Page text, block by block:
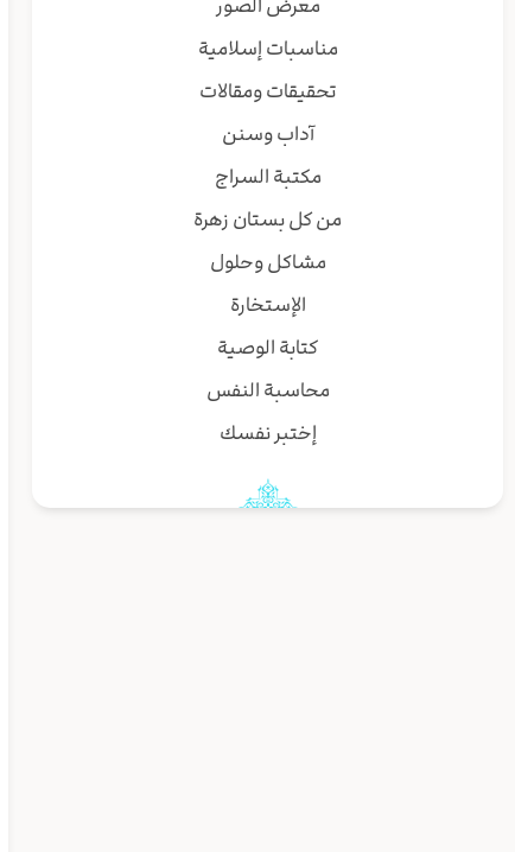
معرض الصور
مناسبات إسلامية
تحقيقات ومقالات
آداب وسنن
مكتبة السراج
من كل بستان زهرة
مشاكل وحلول
الإستخارة
كتابة الوصية
محاسبة النفس
إختبر نفسك